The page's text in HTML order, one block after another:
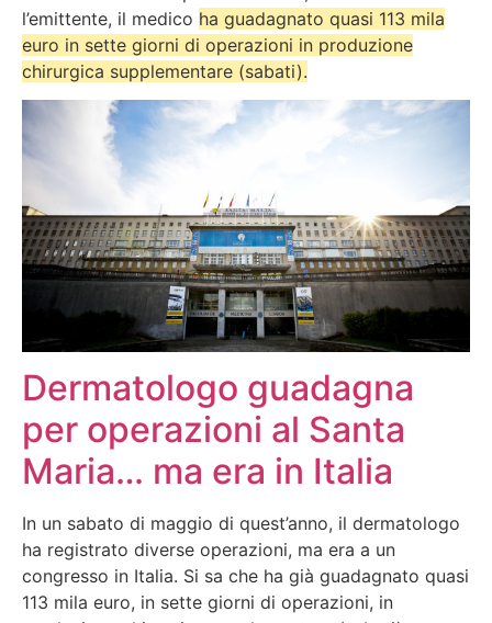
l’emittente, il medico ha guadagnato quasi 113 mila
euro in sette giorni di operazioni in produzione
chirurgica supplementare (sabati).
Dermatologo guadagna
per operazioni al Santa
Maria… ma era in Italia
In un sabato di maggio di quest’anno, il dermatologo
ha registrato diverse operazioni, ma era a un
congresso in Italia. Si sa che ha già guadagnato quasi
113 mila euro, in sette giorni di operazioni, in